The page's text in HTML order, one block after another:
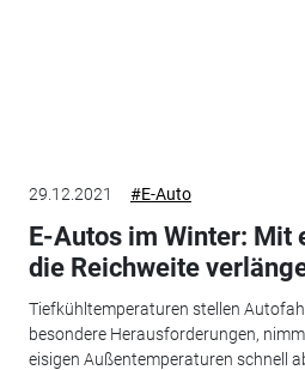
29.12.2021 #E-Auto
E-Autos im Winter: Mit
die Reichweite
Tiefkühltemperaturen stellen
besondere Herausforderungen,
eisigen Außentemperaturen schnell